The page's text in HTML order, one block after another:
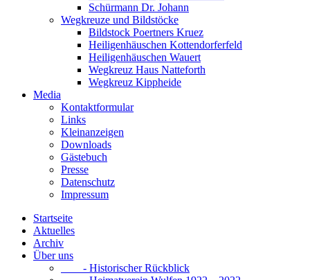
Schürmann Dr. Johann
Wegkreuze und Bildstöcke
Bildstock Poertners Kruez
Heiligenhäuschen Kottendorferfeld
Heiligenhäuschen Wauert
Wegkreuz Haus Natteforth
Wegkreuz Kippheide
Media
Kontaktformular
Links
Kleinanzeigen
Downloads
Gästebuch
Presse
Datenschutz
Impressum
Startseite
Aktuelles
Archiv
Über uns
- Historischer Rückblick